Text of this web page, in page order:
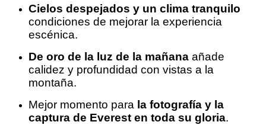
Cielos despejados y un clima tranquilo
condiciones de mejorar la experiencia
escénica.
De oro de la luz de la mañana añade
calidez y profundidad con vistas a la
montaña.
Mejor momento para la fotografía y la
captura de Everest en toda su gloria.